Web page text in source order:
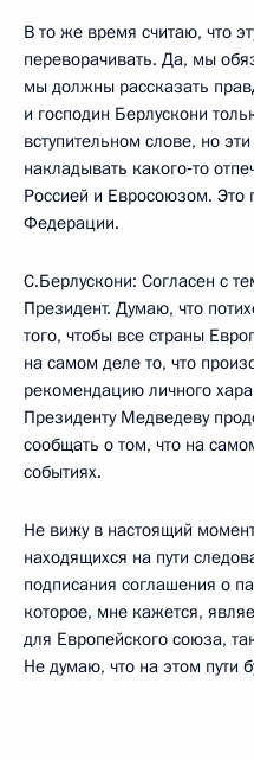
В то же время считаю, что
переворачивать. Да, мы
мы должны рассказать
и господин Берлускони
вступительном слове, но
накладывать какого‑то
Россией и Евросоюзом. Это
Федерации.
С.Берлускони: Согласен с
Президент. Думаю, что
того, чтобы все страны
на самом деле то, что
рекомендацию личного
Президенту Медведеву
сообщать о том, что на
событиях.
Не вижу в настоящий
находящихся на пути
подписания соглашения о
которое, мне кажется,
для Европейского союза,
Не думаю, что на этом пути